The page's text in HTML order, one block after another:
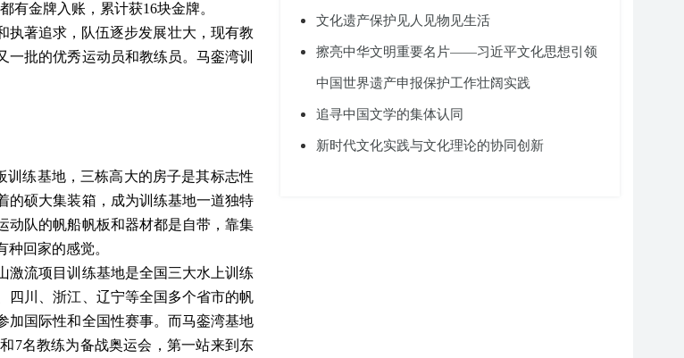
有金牌入账，累计获16块金牌。
执著追求，队伍逐步发展壮大，现有教
批的优秀运动员和教练员。马銮湾训
训练基地，三栋高大的房子是其标志性
的硕大集装箱，成为训练基地一道独特
动队的帆船帆板和器材都是自带，靠集
回家的感觉。
激流项目训练基地是全国三大水上训练
四川、浙江、辽宁等全国多个省市的帆
加国际性和全国性赛事。而马銮湾基地
7名教练为备战奥运会，第一站来到东
文化遗产保护见人见物见生活
擦亮中华文明重要名片——习近平文化思想引领
中国世界遗产申报保护工作壮阔实践
追寻中国文学的集体认同
新时代文化实践与文化理论的协同创新